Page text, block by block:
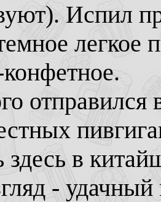
Испил
легкое
отправился
здесь в
- удачный